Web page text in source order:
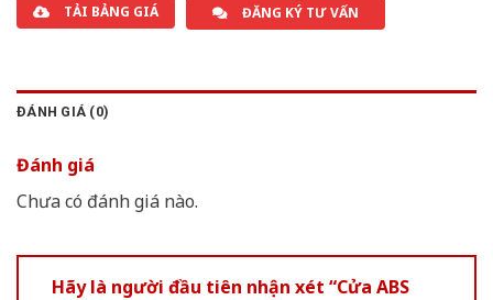
TẢI BẢNG GIÁ ĐĂNG KÝ TƯ VẤN
ĐÁNH GIÁ (0)
Đánh giá
Chưa có đánh giá nào.
Hãy là người đầu tiên nhận xét “Cửa ABS